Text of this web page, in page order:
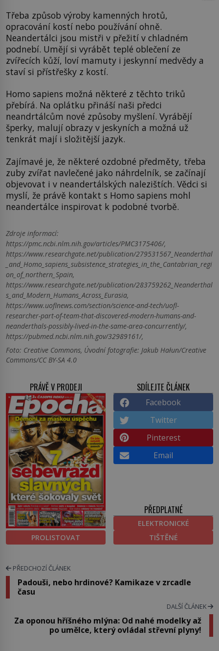
Třeba způsob výroby kamenných hrotů,
opracování kostí nebo používání ohně.
Neandertálci jsou mistři v přežití v chladném
podnebí. Umějí si vyrábět teplé oblečení ze
zvířecích kůží, loví mamuty i jeskynní medvědy a
staví si přístřešky z kostí.
Homo sapiens možná některé z těchto triků
přebírá. Na oplátku přináší naši předci
neandrtálcům nové způsoby myšlení. Vyrábějí
šperky, malují obrazy v jeskyních a možná už
tenkrát mají i složitější jazyk.
Zajímavé je, že některé ozdobné předměty, třeba
zuby zvířat navlečené jako náhrdelník, se začínají
objevovat i v neandertálských nalezištích. Vědci si
myslí, že právě kontakt s Homo sapiens mohl
neandertálce inspirovat k podobné tvorbě.
Zdroje informací:
https://pmc.ncbi.nlm.nih.gov/articles/PMC3175406/,
https://www.researchgate.net/publication/279531567_Neanderthal
_and_Homo_sapiens_subsistence_strategies_in_the_Cantabrian_regi
on_of_northern_Spain,
https://www.researchgate.net/publication/283759262_Neanderthal
s_and_Modern_Humans_Across_Eurasia,
https://www.uoflnews.com/section/science-and-tech/uofl-
researcher-part-of-team-that-discovered-modern-humans-and-
neanderthals-possibly-lived-in-the-same-area-concurrently/,
https://pubmed.ncbi.nlm.nih.gov/32989161/,
Foto: Creative Commons, Úvodní fotografie: Jakub Hałun/Creative
Commons/CC BY-SA 4.0
PRÁVĚ V PRODEJI
PROLISTOVAT
SDÍLEJTE ČLÁNEK
Facebook
Twitter
Pinterest
Email
PŘEDPLATNÉ
ELEKTRONICKÉ
TIŠTĚNÉ
PŘEDCHOZÍ ČLÁNEK
Padouši, nebo hrdinové? Kamikaze v zrcadle
času
DALŠÍ ČLÁNEK
Za oponou hříšného mlýna: Od nahé modelky až
po umělce, který ovládal střevní plyny!